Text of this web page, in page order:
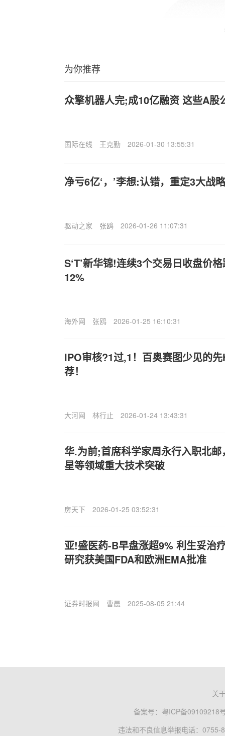
为你推荐
众擎机器人完;成10亿融资 这些A股
国际在线 王克勤 2026-01-30 13:55:31
净亏6亿‘，’李想:认错，重定3大战
驱动之家 张鸥 2026-01-26 11:07:31
S‘T’新华锦!连续3个交易日收盘价
12%
海外网 张鸥 2026-01-25 16:10:31
IPO审核?1过,1！百奥赛图少见的
荐！
大河网 林行止 2026-01-24 13:43:31
华.为前;首席科学家周永行入职北
星等领域重大技术突破
房天下 2026-01-25 03:52:31
亚!盛医药-B早盘涨超9% 利生妥治
研究获美国FDA和欧洲EMA批准
证券时报网 曹晨 2025-08-05 21:44
关
备案号： 粤ICP备09109218
违法和不良信息举报电话：0755-